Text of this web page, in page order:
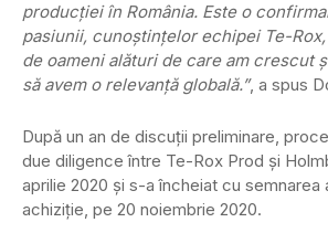
producției în România. Este o
pasiunii, cunoștințelor echipei Te-
de oameni alături de care am crescut
să avem o relevanță globală.”, a spus
După un an de discuții preliminare,
due diligence între Te-Rox Prod și
aprilie 2020 și s-a încheiat cu semnarea
achiziție, pe 20 noiembrie 2020.